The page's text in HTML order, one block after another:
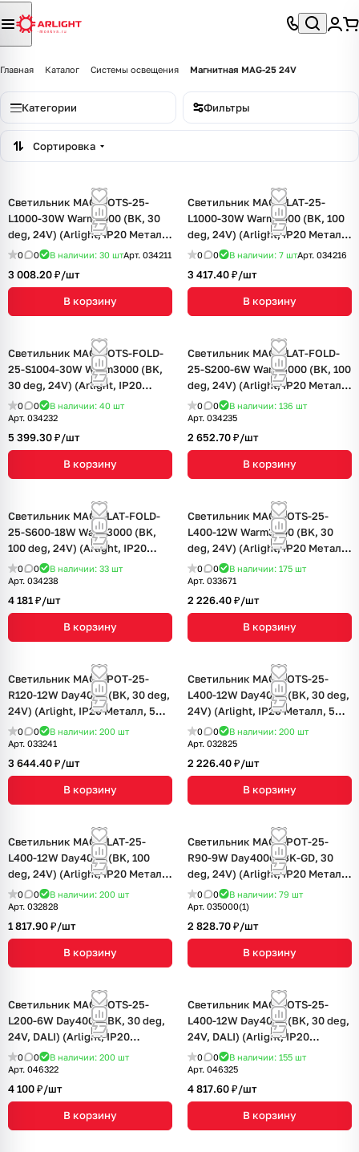
Главная Каталог Системы освещения Магнитная MAG-25 24V
Категории Фильтры
Сортировка
Светильник MAG-DOTS-25-
L1000-30W Warm3000 (BK, 30
deg, 24V) (Arlight, IP20 Металл,
5 лет)
0 0 В наличии: 30 штАрт. 034211
3 008.20 ₽/шт
В корзину
Светильник MAG-FLAT-25-
L1000-30W Warm3000 (BK, 100
deg, 24V) (Arlight, IP20 Металл,
5 лет)
0 0 В наличии: 7 штАрт. 034216
3 417.40 ₽/шт
В корзину
Светильник MAG-DOTS-FOLD-
25-S1004-30W Warm3000 (BK,
30 deg, 24V) (Arlight, IP20
Металл, 5 лет)
0 0 В наличии: 40 шт
Арт. 034232
5 399.30 ₽/шт
В корзину
Светильник MAG-FLAT-FOLD-
25-S200-6W Warm3000 (BK, 100
deg, 24V) (Arlight, IP20 Металл,
5 лет)
0 0 В наличии: 136 шт
Арт. 034235
2 652.70 ₽/шт
В корзину
Светильник MAG-FLAT-FOLD-
25-S600-18W Warm3000 (BK,
100 deg, 24V) (Arlight, IP20
Металл, 5 лет)
0 0 В наличии: 33 шт
Арт. 034238
4 181 ₽/шт
В корзину
Светильник MAG-DOTS-25-
L400-12W Warm3000 (BK, 30
deg, 24V) (Arlight, IP20 Металл,
5 лет)
0 0 В наличии: 175 шт
Арт. 033671
2 226.40 ₽/шт
В корзину
Светильник MAG-SPOT-25-
R120-12W Day4000 (BK, 30 deg,
24V) (Arlight, IP20 Металл, 5
лет)
0 0 В наличии: 200 шт
Арт. 033241
3 644.40 ₽/шт
В корзину
Светильник MAG-DOTS-25-
L400-12W Day4000 (BK, 30 deg,
24V) (Arlight, IP20 Металл, 5
лет)
0 0 В наличии: 200 шт
Арт. 032825
2 226.40 ₽/шт
В корзину
Светильник MAG-FLAT-25-
L400-12W Day4000 (BK, 100
deg, 24V) (Arlight, IP20 Металл,
5 лет)
0 0 В наличии: 200 шт
Арт. 032828
1 817.90 ₽/шт
В корзину
Светильник MAG-SPOT-25-
R90-9W Day4000 (BK-GD, 30
deg, 24V) (Arlight, IP20 Металл,
5 лет)
0 0 В наличии: 79 шт
Арт. 035000(1)
2 828.70 ₽/шт
В корзину
Светильник MAG-DOTS-25-
L200-6W Day4000 (BK, 30 deg,
24V, DALI) (Arlight, IP20
Металл, 5 лет)
0 0 В наличии: 200 шт
Арт. 046322
4 100 ₽/шт
В корзину
Светильник MAG-DOTS-25-
L400-12W Day4000 (BK, 30 deg,
24V, DALI) (Arlight, IP20
Металл, 5 лет)
0 0 В наличии: 155 шт
Арт. 046325
4 817.60 ₽/шт
В корзину